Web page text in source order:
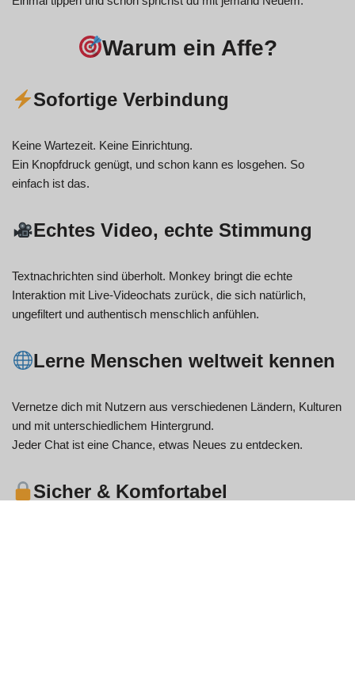
Warum ein Affe?
Sofortige Verbindung
Keine Wartezeit. Keine Einrichtung.
Ein Knopfdruck genügt, und schon kann es losgehen. So
einfach ist das.
Echtes Video, echte Stimmung
Textnachrichten sind überholt. Monkey bringt die echte
Interaktion mit Live-Videochats zurück, die sich natürlich,
ungefiltert und authentisch menschlich anfühlen.
Lerne Menschen weltweit kennen
Vernetze dich mit Nutzern aus verschiedenen Ländern, Kulturen
und mit unterschiedlichem Hintergrund.
Jeder Chat ist eine Chance, etwas Neues zu entdecken.
Sicher & Komfortabel